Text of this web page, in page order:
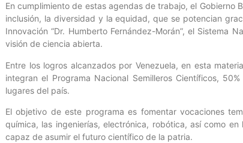
En cumplimiento de estas agendas de trabajo, el Gobierno
inclusión, la diversidad y la equidad, que se potencian
Innovación “Dr. Humberto Fernández-Morán”, el Sistema
visión de ciencia abierta.
Entre los logros alcanzados por Venezuela, en esta
integran el Programa Nacional Semilleros Científicos,
lugares del país.
El objetivo de este programa es fomentar vocaciones
química, las ingenierías, electrónica, robótica, así como
capaz de asumir el futuro científico de la patria.